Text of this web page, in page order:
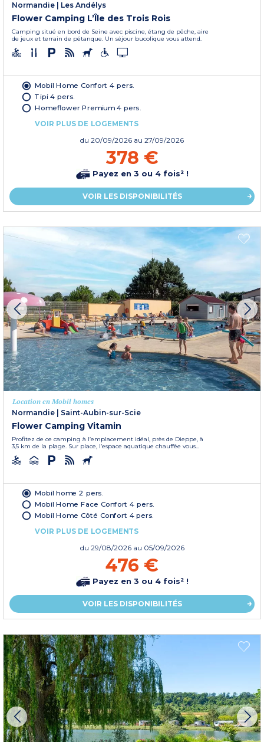
Normandie
Les Andélys
Flower Camping L’Île des Trois Rois
Camping situé en bord de Seine avec piscine, étang de pêche, aire
de jeux et terrain de pétanque. Un séjour bucolique vous attend.
Mobil Home Confort 4 pers.
Tipi 4 pers.
Homeflower Premium 4 pers.
VOIR PLUS DE LOGEMENTS
du 20/09/2026 au 27/09/2026
378 €
Payez en 3 ou 4 fois² !
VOIR LES DISPONIBILITÉS
Location en Mobil homes
Normandie
Saint-Aubin-sur-Scie
Flower Camping Vitamin
Profitez de ce camping à l’emplacement idéal, près de Dieppe, à
3,5 km de la plage. Sur place, l’espace aquatique chauffée vous...
Mobil home 2 pers.
Mobil Home Face Confort 4 pers.
Mobil Home Côté Confort 4 pers.
VOIR PLUS DE LOGEMENTS
du 29/08/2026 au 05/09/2026
476 €
Payez en 3 ou 4 fois² !
VOIR LES DISPONIBILITÉS